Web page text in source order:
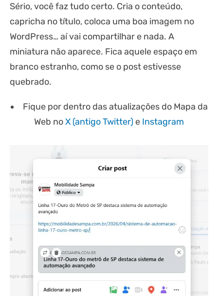
Sério, você faz tudo certo. Cria o conteúdo,
capricha no título, coloca uma boa imagem no
WordPress… aí vai compartilhar e nada. A
miniatura não aparece. Fica aquele espaço em
branco estranho, como se o post estivesse
quebrado.
Fique por dentro das atualizações do Mapa da
Web noX (antigo Twitter) e Instagram